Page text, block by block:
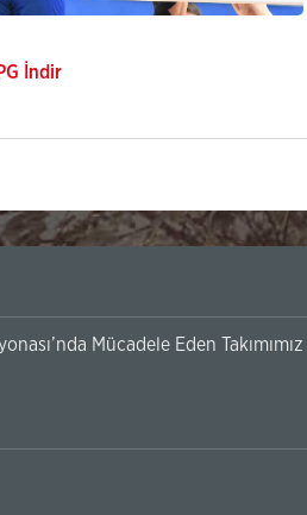
İndir
Mücadele Eden Takımımız